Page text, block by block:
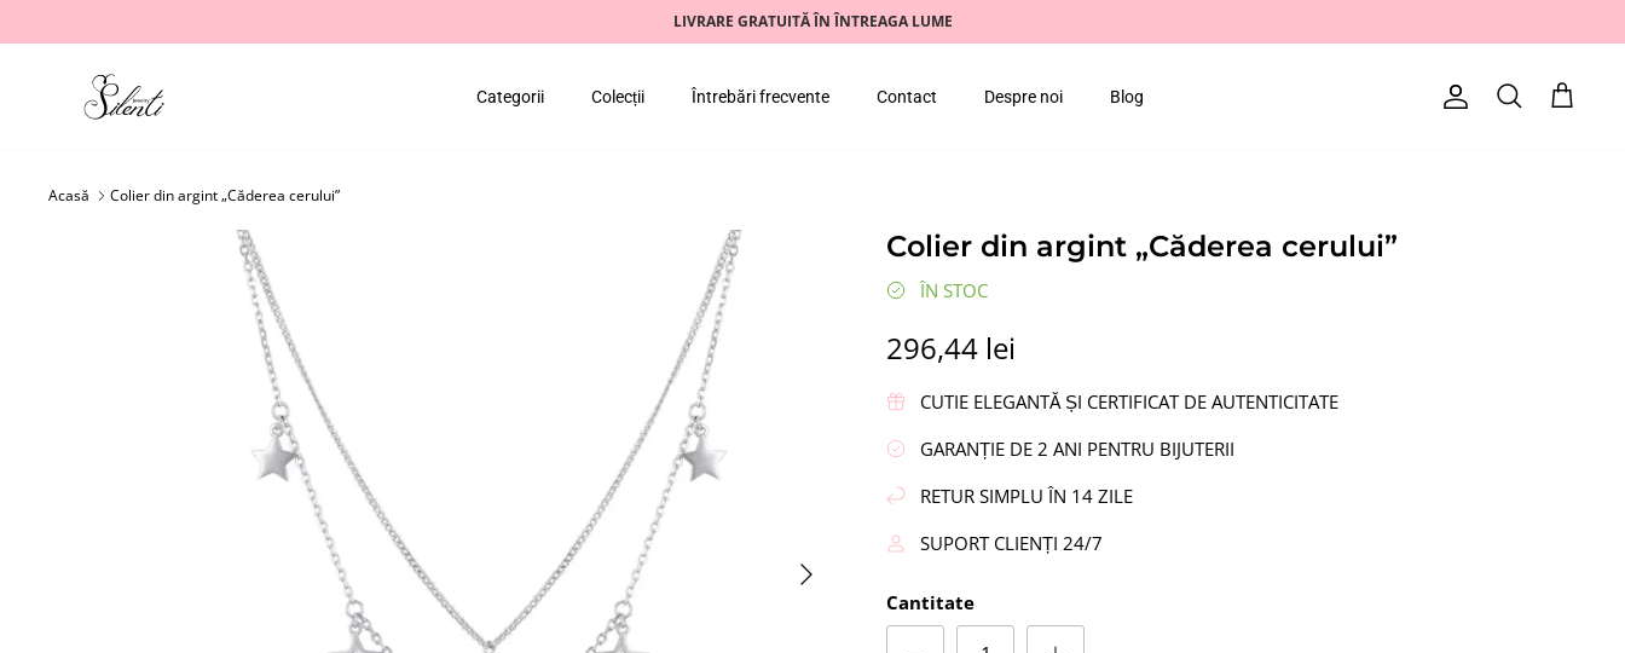
la
LIVRARE GRATUITĂ ÎN ÎNTREAGA LUME
Categorii Colecții Întrebări frecvente Contact Despre noi Blog ContCăutare Cart
Acasă Colier din argint „Căderea cerului”
Colier din argint „Căderea cerului”
ÎN STOC
296,44 lei
CUTIE ELEGANTĂ ȘI CERTIFICAT DE AUTENTICITATE
GARANȚIE DE 2 ANI PENTRU BIJUTERII
RETUR SIMPLU ÎN 14 ZILE
SUPORT CLIENȚI 24/7
Cantitate